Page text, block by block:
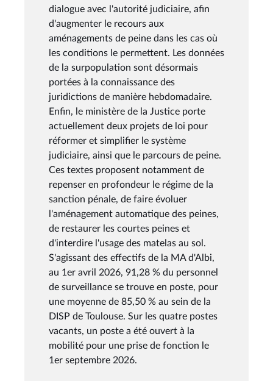
dialogue avec l'autorité judiciaire, afin
d'augmenter le recours aux
aménagements de peine dans les cas où
les conditions le permettent. Les données
de la surpopulation sont désormais
portées à la connaissance des
juridictions de manière hebdomadaire.
Enfin, le ministère de la Justice porte
actuellement deux projets de loi pour
réformer et simplifier le système
judiciaire, ainsi que le parcours de peine.
Ces textes proposent notamment de
repenser en profondeur le régime de la
sanction pénale, de faire évoluer
l'aménagement automatique des peines,
de restaurer les courtes peines et
d'interdire l'usage des matelas au sol.
S'agissant des effectifs de la MA d'Albi,
au 1er avril 2026, 91,28 % du personnel
de surveillance se trouve en poste, pour
une moyenne de 85,50 % au sein de la
DISP de Toulouse. Sur les quatre postes
vacants, un poste a été ouvert à la
mobilité pour une prise de fonction le
1er septembre 2026.